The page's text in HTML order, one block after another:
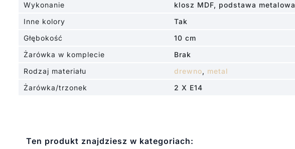
Wykonanie
klosz MDF, podstawa metalowa
Inne kolory
Tak
Głębokość
10 cm
Żarówka w komplecie
Brak
Rodzaj materiału
drewno, metal
Żarówka/trzonek
2 X E14
Ten produkt znajdziesz w kategoriach: